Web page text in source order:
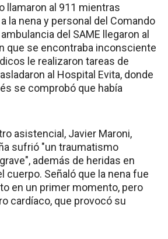
llamaron al 911 mientras
la nena y personal del Comando
del SAME llegaron al
que se encontraba inconsciente
le realizaron tareas de
al Hospital Evita, donde
se comprobó que había
asistencial, Javier Maroni,
sufrió "un traumatismo
además de heridas en
cuerpo. Señaló que la nena fue
en un primer momento, pero
cardíaco, que provocó su